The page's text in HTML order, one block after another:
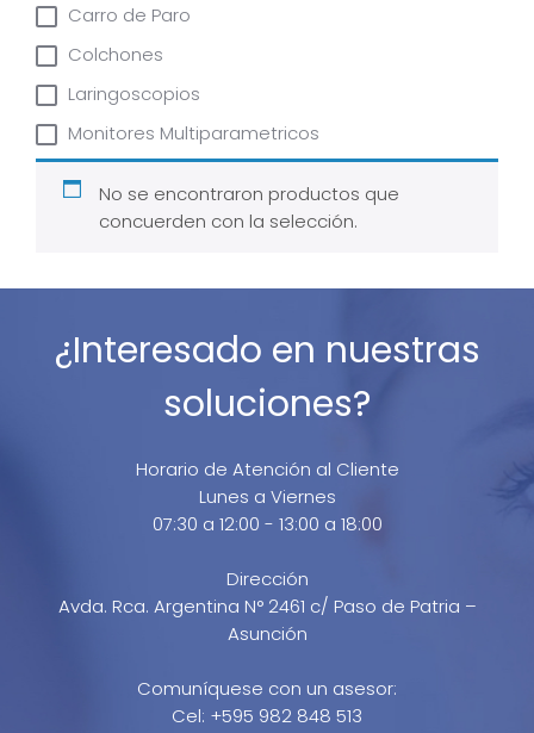
Carro de Paro
Colchones
Laringoscopios
Monitores Multiparametricos
No se encontraron productos que
concuerden con la selección.
¿Interesado en nuestras
soluciones?
Horario de Atención al Cliente
Lunes a Viernes
07:30 a 12:00 - 13:00 a 18:00
Dirección
Avda. Rca. Argentina N° 2461 c/ Paso de Patria –
Asunción
Comuníquese con un asesor:
Cel: +595 982 848 513